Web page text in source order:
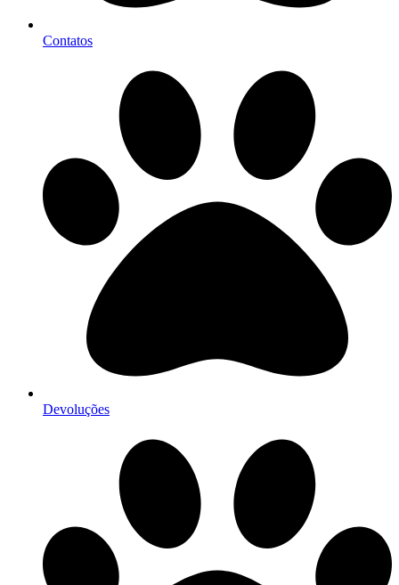
Contatos
Devoluções